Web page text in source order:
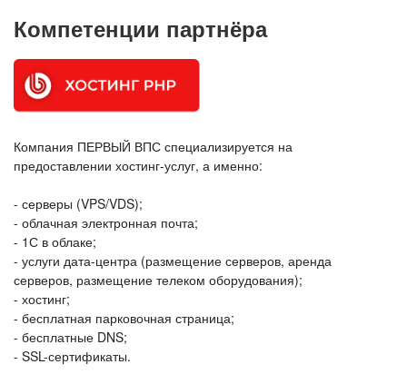
Компетенции партнёра
Компания ПЕРВЫЙ ВПС специализируется на
предоставлении хостинг-услуг, а именно:
- серверы (VPS/VDS);
- облачная электронная почта;
- 1С в облаке;
- услуги дата-центра (размещение серверов, аренда
серверов, размещение телеком оборудования);
- хостинг;
- бесплатная парковочная страница;
- бесплатные DNS;
- SSL-сертификаты.